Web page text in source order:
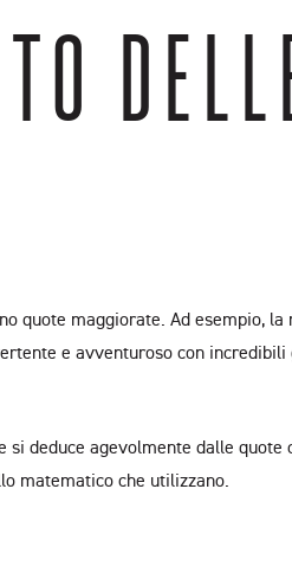
maggiorate. Ad esempio,
e avventuroso con
deduce agevolmente dalle
matematico che utilizzano.